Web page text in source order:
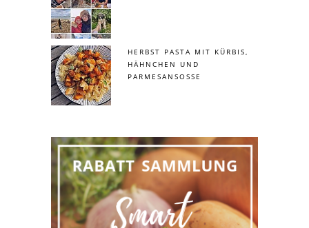
HERBST PASTA MIT KÜRBIS,
HÄHNCHEN UND
PARMESANSOSSE